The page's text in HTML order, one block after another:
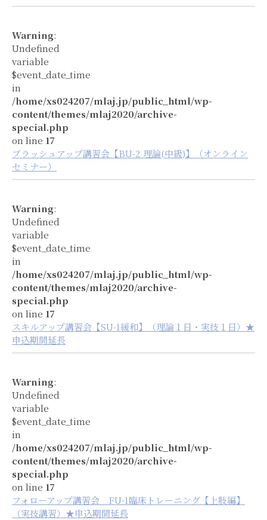
Warning:
Undefined
variable
$event_date_time
in
/home/xs024207/mlaj.jp/public_html/wp-
content/themes/mlaj2020/archive-
special.php
on line 17
ブラッシュアップ講習会【BU-2 理論(中級)】（オンライン
セミナー）
Warning:
Undefined
variable
$event_date_time
in
/home/xs024207/mlaj.jp/public_html/wp-
content/themes/mlaj2020/archive-
special.php
on line 17
スキルアップ講習会【SU-1緩和】（理論１日・実技１日）★
申込期間延長
Warning:
Undefined
variable
$event_date_time
in
/home/xs024207/mlaj.jp/public_html/wp-
content/themes/mlaj2020/archive-
special.php
on line 17
フォローアップ講習会 FU-1臨床トレーニング【上肢編】
（実技講習）★申込期間延長